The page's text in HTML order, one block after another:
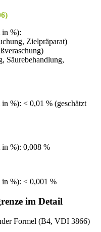
in %):
Zielpräparat)
Säurebehandlung,
%): < 0,01 % (geschätzt
in %): 0,008 %
in %): < 0,001 %
im Detail
Formel (B4, VDI 3866)